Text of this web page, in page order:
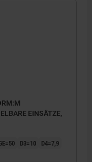
EINSÄTZE,
D3=10
D4=7,9